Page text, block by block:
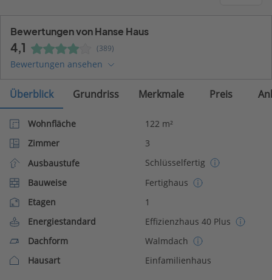
Bewertungen von Hanse Haus
4,1 (389)
Bewertungen ansehen
Überblick Grundriss Merkmale Preis
Wohnfläche
122 m²
Zimmer
3
Ausbaustufe
Schlüsselfertig
Bauweise
Fertighaus
Etagen
1
Energiestandard
Effizienzhaus 40 Plus
Dachform
Walmdach
Hausart
Einfamilienhaus